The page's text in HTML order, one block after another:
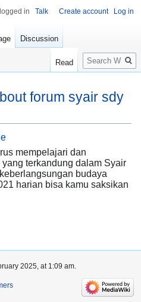
forum syair sdy
mempelajari dan
terkandung dalam Syair
budaya
harian bisa kamu saksikan
in Talk Create account Log in
Discussion
Read
Search
2025, at 1:09 am.